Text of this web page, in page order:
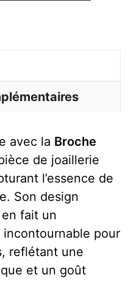
avec la Broche
de joaillerie
l’essence de
Son design
fait un
pour
reflétant une
et un goût